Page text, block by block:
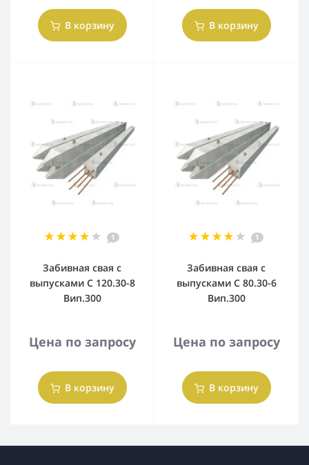
В корзину В корзину
1
Забивная свая с
выпусками С 120.30-8
Вип.300
Цена по запросу
В корзину
1
Забивная свая с
выпусками С 80.30-6
Вип.300
Цена по запросу
В корзину